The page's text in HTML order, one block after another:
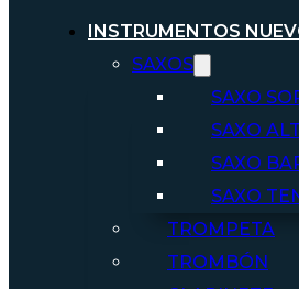
INSTRUMENTOS
SAXOS
SAXO
SAXO
SAXO
SAXO
TROMPETA
TROMBÓN